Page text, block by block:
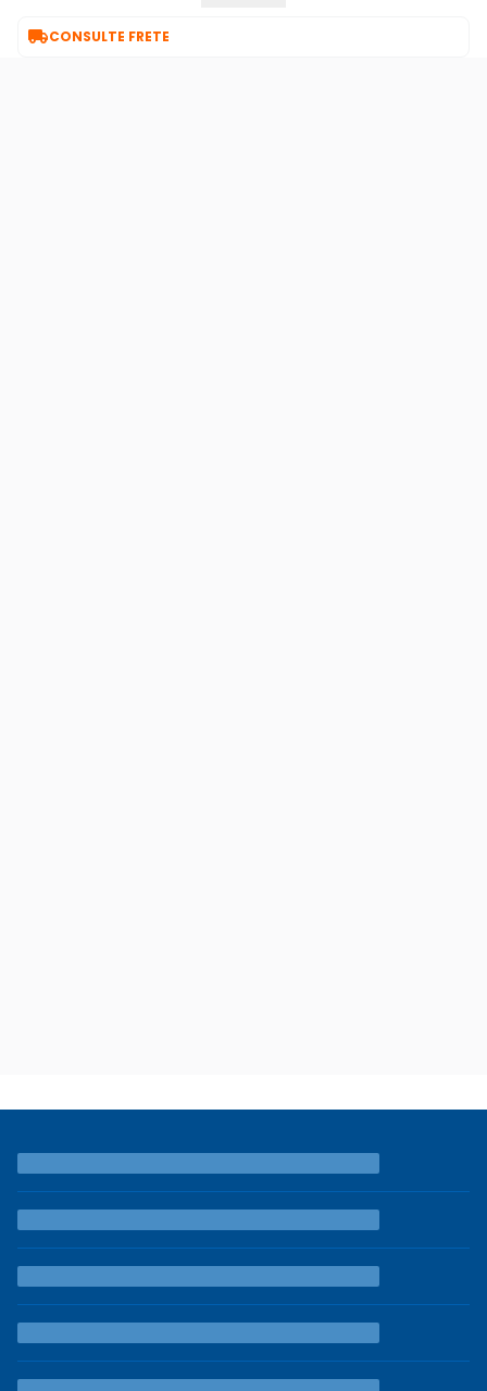
CONSULTE FRETE